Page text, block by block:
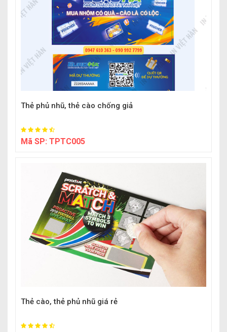
Thẻ phủ nhũ, thẻ cào chống giả
Mã SP: TPTC005
Thẻ cào, thẻ phủ nhũ giá rẻ